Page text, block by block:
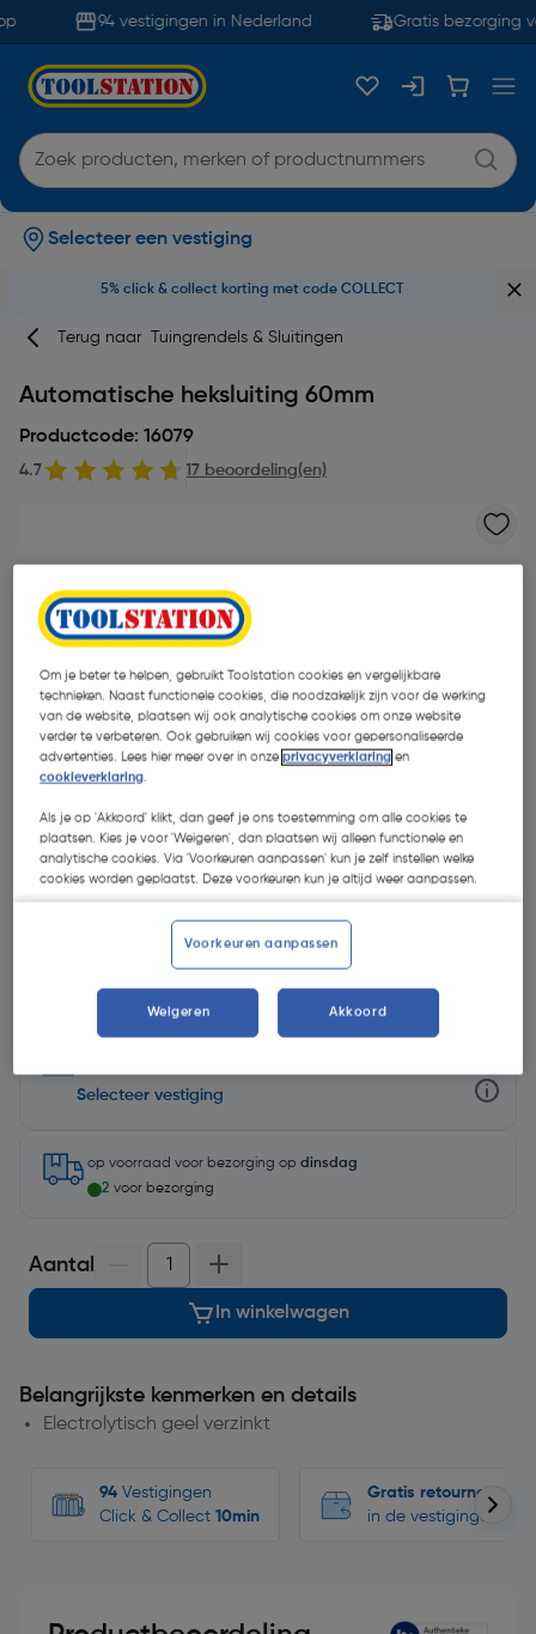
94 vestigingen in Nederland Gratis bezorging
Selecteer een vestiging
5% click & collect korting met code COLLECT
Terug naar Tuingrendels & Sluitingen
Automatische heksluiting 60mm
Productcode: 16079
4.7 17 beoordeling(en)
- 77 %
Selecteer vestiging
op voorraad voor bezorging op dinsdag
2 voor bezorging
Aantal
In winkelwagen
Belangrijkste kenmerken en details
Electrolytisch geel verzinkt
94 Vestigingen
Click & Collect 10min
Gratis retourneren
in de vestigingen
Om je beter te helpen, gebruikt Toolstation cookies en vergelijkbare
technieken. Naast functionele cookies, die noodzakelijk zijn voor de werking
van de website, plaatsen wij ook analytische cookies om onze website
verder te verbeteren. Ook gebruiken wij cookies voor gepersonaliseerde
advertenties. Lees hier meer over in onzeprivacyverklaring en
cookieverklaring.
Als je op 'Akkoord' klikt, dan geef je ons toestemming om alle cookies te
plaatsen. Kies je voor 'Weigeren', dan plaatsen wij alleen functionele en
analytische cookies. Via 'Voorkeuren aanpassen' kun je zelf instellen welke
cookies worden geplaatst. Deze voorkeuren kun je altijd weer aanpassen.
Voorkeuren aanpassen
Weigeren Akkoord